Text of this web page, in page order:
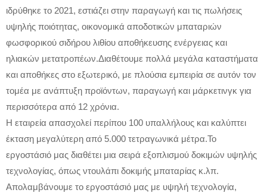
ιδρύθηκε το 2021, εστιάζει στην παραγωγή και τις πωλήσεις
υψηλής ποιότητας, οικονομικά αποδοτικών μπαταριών
φωσφορικού σιδήρου λιθίου αποθήκευσης ενέργειας και
ηλιακών μετατροπέων.Διαθέτουμε πολλά μεγάλα καταστήματα
και αποθήκες στο εξωτερικό, με πλούσια εμπειρία σε αυτόν τον
τομέα με ανάπτυξη προϊόντων, παραγωγή και μάρκετινγκ για
περισσότερα από 12 χρόνια.
Η εταιρεία απασχολεί περίπου 100 υπαλλήλους και καλύπτει
έκταση μεγαλύτερη από 5.000 τετραγωνικά μέτρα.Το
εργοστάσιό μας διαθέτει μια σειρά εξοπλισμού δοκιμών υψηλής
τεχνολογίας, όπως ντουλάπι δοκιμής μπαταρίας κ.λπ.
Απολαμβάνουμε το εργοστάσιό μας με υψηλή τεχνολογία,